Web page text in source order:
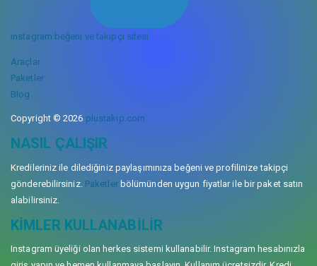
instagram beğeni ve takipçi sitesi
Araçlar
Paketler
Blog
Copyright © 2026 plustakip.com
NASIL ÇALIŞIR
Kredileriniz ile dilediğiniz paylaşımınıza beğeni ve profilinize takipçi
gönderebilirsiniz. Paketlerbölümünden uygun fiyatlar ile bir paket satın
alabilirsiniz.
KIMLER KULLANABILIR
Instagram üyeliği olan herkes sistemi kullanabilir. Instagram hesabınızla